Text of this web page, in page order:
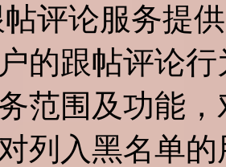
评论服务提
的跟帖评论
范围及功能
列入黑名单